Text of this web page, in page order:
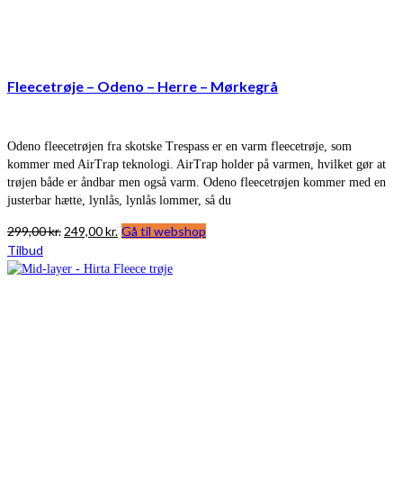
Fleecetrøje – Odeno – Herre – Mørkegrå
Odeno fleecetrøjen fra skotske Trespass er en varm fleecetrøje, som
kommer med AirTrap teknologi. AirTrap holder på varmen, hvilket gør at
trøjen både er åndbar men også varm. Odeno fleecetrøjen kommer med en
justerbar hætte, lynlås, lynlås lommer, så du
299,00kr. Den
pris
249,00kr. Den
pris
Gå til webshop
Tilbud